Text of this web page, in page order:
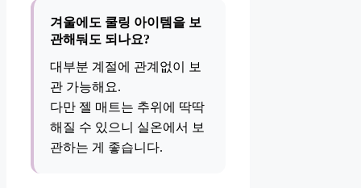
겨울에도 쿨링 아이템을 보
관해둬도 되나요?
대부분 계절에 관계없이 보
관 가능해요.
다만 젤 매트는 추위에 딱딱
해질 수 있으니 실온에서 보
관하는 게 좋습니다.